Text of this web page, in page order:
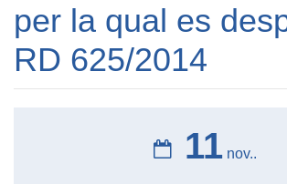
per la qual es
RD 625/2014
11 nov..